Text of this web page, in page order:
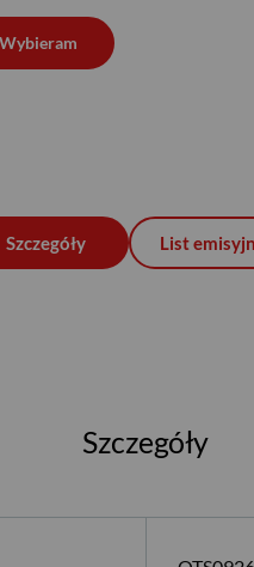
Wybieram
Szczegóły List
Szczegóły